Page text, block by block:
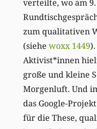
verteilte, wo am
zum qualitativen
(siehe woxx 1449
Aktivist*innen
große und kleine
Morgenluft. Und
das Google-
für die These,